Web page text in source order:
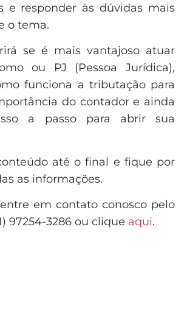
e responder às dúvidas mais
o tema.
se é mais vantajoso atuar
ou PJ (Pessoa Jurídica),
funciona a tributação para
do contador e ainda
a passo para abrir sua
até o final e fique por
as informações.
em contato conosco pelo
97254-3286 ou clique aqui.